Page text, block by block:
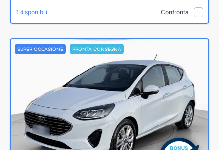
1 disponibili Confronta
SUPER OCCASIONE PRONTA CONSEGNA